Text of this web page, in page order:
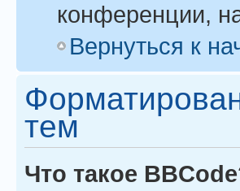
конференции,
Вернуться к
тем
Что такое